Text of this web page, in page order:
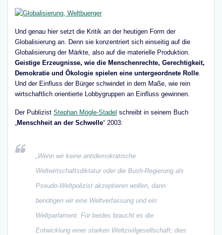
Und genau hier setzt die Kritik an der heutigen Form der
Globalisierung an. Denn sie konzentriert sich einseitig auf die
Globalisierung der Märkte, also auf die materielle Produktion.
Geistige Erzeugnisse, wie die Menschenrechte, Gerechtigkeit,
Demokratie und Ökologie spielen eine untergeordnete Rolle.
Und der Einfluss der Bürger schwindet in dem Maße, wie rein
wirtschaftlich orientierte Lobbygruppen an Einfluss gewinnen.
Der Publizist Stephan Mögle-Stadel schreibt in seinem Buch
„Menschheit an der Schwelle“ 2003:
„Wenn wir keine antidemokratische
Weltwirtschaftsdiktatur oder die Bush-Regierung als
Pseudo-Weltpolizist akzeptieren wollen, dann
benötigen wir eine Weltverfassung und ein
Weltparlament. Für beides braucht es die
Entwicklung einer starken Weltzivilgesellschaft; dies